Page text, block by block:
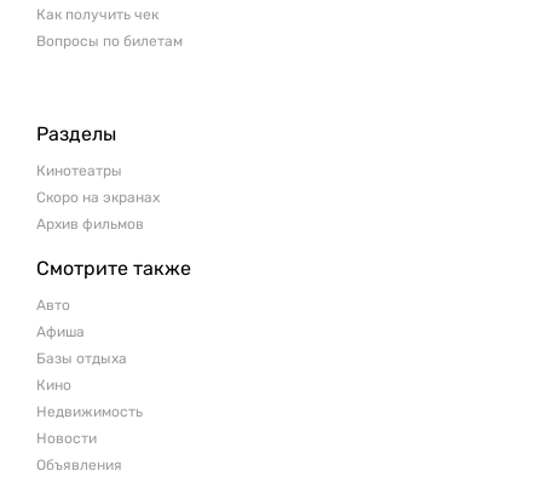
Как получить чек
Вопросы по билетам
Разделы
Кинотеатры
Скоро на экранах
Архив фильмов
Смотрите также
Авто
Афиша
Базы отдыха
Кино
Недвижимость
Новости
Объявления